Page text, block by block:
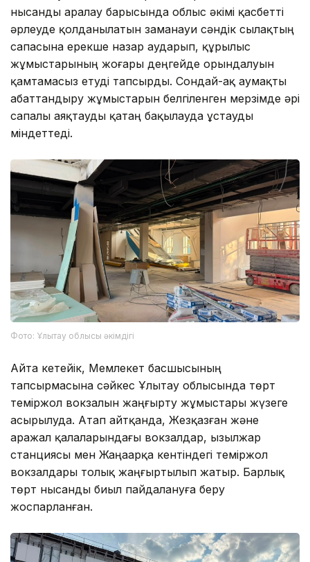
нысанды аралау барысында облыс әкімі қасбетті
әрлеуде қолданылатын заманауи сәндік сылақтың
сапасына ерекше назар аударып, құрылыс
жұмыстарының жоғары деңгейде орындалуын
қамтамасыз етуді тапсырды. Сондай-ақ аумақты
абаттандыру жұмыстарын белгіленген мерзімде әрі
сапалы аяқтауды қатаң бақылауда ұстауды
міндеттеді.
Фото: Ұлытау облысы әкімдігі
Айта кетейік, Мемлекет басшысының
тапсырмасына сәйкес Ұлытау облысында төрт
теміржол вокзалын жаңғырту жұмыстары жүзеге
асырылуда. Атап айтқанда, Жезқазған және
Қаражал қалаларындағы вокзалдар, Қызылжар
станциясы мен Жаңаарқа кентіндегі теміржол
вокзалдары толық жаңғыртылып жатыр. Барлық
төрт нысанды биыл пайдалануға беру
жоспарланған.